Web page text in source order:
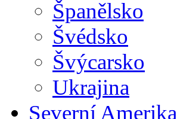
Španělsko
Švédsko
Švýcarsko
Ukrajina
Severní Amerika